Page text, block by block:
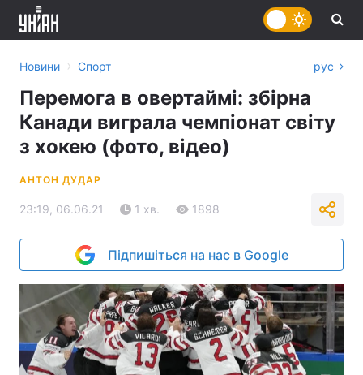
Новини › Спорт рус
Перемога в овертаймі: збірна
Канади виграла чемпіонат світу
з хокею (фото, відео)
АНТОН ДУДАР
23:19, 06.06.21 1 хв. 1898
Підпишіться на нас в Google